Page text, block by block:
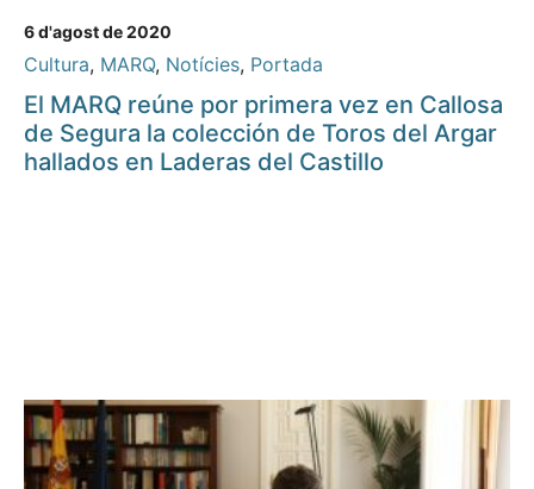
6 d'agost de 2020
Cultura, MARQ, Notícies, Portada
El MARQ reúne por primera vez en Callosa
de Segura la colección de Toros del Argar
hallados en Laderas del Castillo